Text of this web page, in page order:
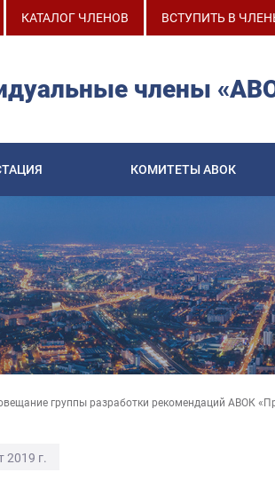
КАТАЛОГ ЧЛЕНОВ ВСТУПИТЬ В
члены
КОМИТЕТЫ АВОК
группы разработки рекомендаций АВОК
2019 г.